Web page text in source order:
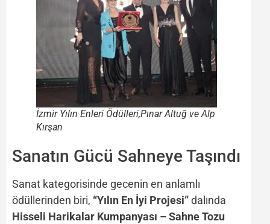
İzmir Yılın Enleri Ödülleri,Pınar Altuğ ve Alp
Kırşan
Sanatın Gücü Sahneye Taşındı
Sanat kategorisinde gecenin en anlamlı
ödüllerinden biri, “Yılın En İyi Projesi”dalında
Hisseli Harikalar Kumpanyası – Sahne Tozu